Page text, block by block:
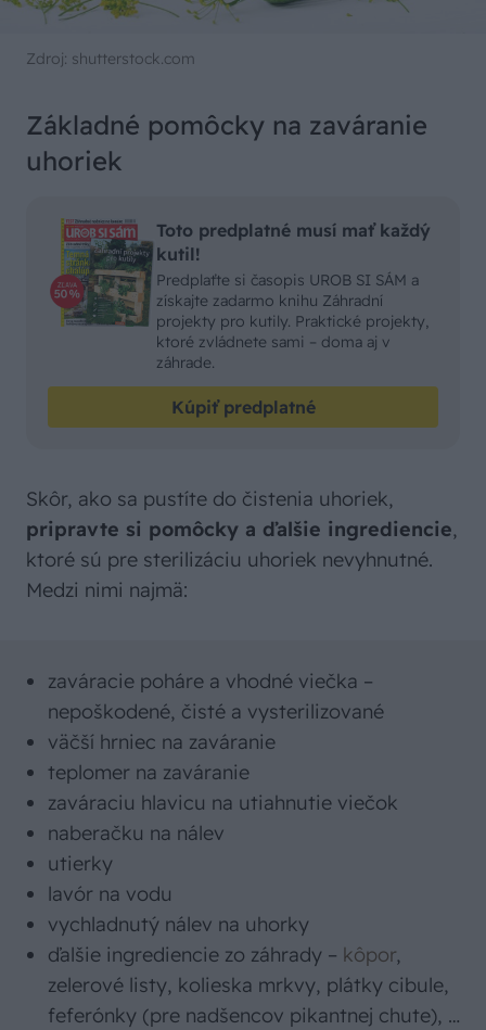
Zdroj: shutterstock.com
Základné pomôcky na zaváranie
uhoriek
Toto predplatné musí mať každý
kutil!
Predplaťte si časopis UROB SI SÁM a
získajte zadarmo knihu Záhradní
projekty pro kutily. Praktické projekty,
ktoré zvládnete sami – doma aj v
záhrade.
Kúpiť predplatné
Skôr, ako sa pustíte do čistenia uhoriek,
pripravte si pomôcky a ďalšie ingrediencie,
ktoré sú pre sterilizáciu uhoriek nevyhnutné.
Medzi nimi najmä:
zaváracie poháre a vhodné viečka –
nepoškodené, čisté a vysterilizované
väčší hrniec na zaváranie
teplomer na zaváranie
zaváraciu hlavicu na utiahnutie viečok
naberačku na nálev
utierky
lavór na vodu
vychladnutý nálev na uhorky
ďalšie ingrediencie zo záhrady – kôpor,
zelerové listy, kolieska mrkvy, plátky cibule,
feferónky (pre nadšencov pikantnej chute), …